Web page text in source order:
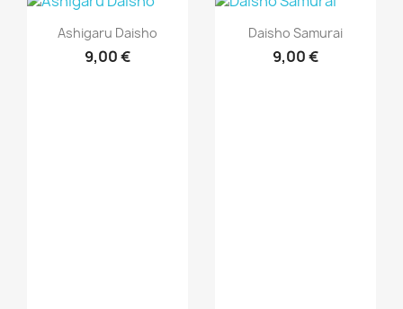
Vista rápida
Ashigaru Daisho
9,00 €
Vista rápida
Daisho Samurai
9,00 €